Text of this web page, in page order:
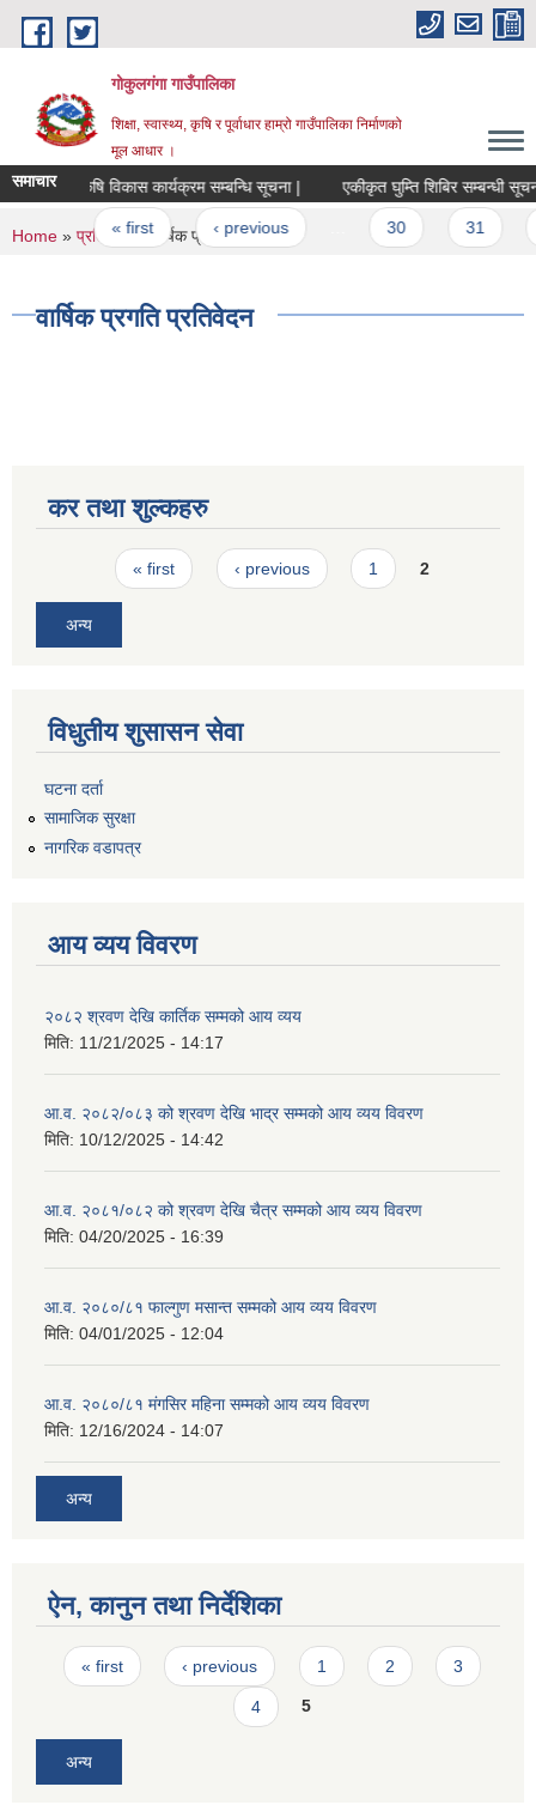
Skip to main content
गोकुलगंगा गाउँपालिका
शिक्षा, स्वास्थ्य, कृषि र पूर्वाधार हाम्रो गाउँपालिका निर्माणको
मूल आधार ।
समाचार कृषि विकास कार्यक्रम सम्बन्धि सूचना | एकीकृत घुम्ति शिबिर सम्बन्धी
Pages
« first ‹ previous 30 31
You are here
Home » प्रतिवेदन» वार्षिक प्रगति प्रतिवेदन
वार्षिक प्रगति प्रतिवेदन
कर तथा शुल्कहरु
Pages« first ‹ previous 1 2
अन्य
विधुतीय शुसासन सेवा
घटना दर्ता
सामाजिक सुरक्षा
नागरिक वडापत्र
आय व्यय विवरण
२०८२ श्रवण देखि कार्तिक सम्मको आय व्यय
मिति: 11/21/2025 - 14:17
आ.व. २०८२/०८३ को श्रवण देखि भाद्र सम्मको आय व्यय विवरण
मिति: 10/12/2025 - 14:42
आ.व. २०८१/०८२ को श्रवण देखि चैत्र सम्मको आय व्यय विवरण
मिति: 04/20/2025 - 16:39
आ.व. २०८०/८१ फाल्गुण मसान्त सम्मको आय व्यय विवरण
मिति: 04/01/2025 - 12:04
आ.व. २०८०/८१ मंगसिर महिना सम्मको आय व्यय विवरण
मिति: 12/16/2024 - 14:07
अन्य
ऐन, कानुन तथा निर्देशिका
Pages
« first ‹ previous 1 2 3
4 5
अन्य